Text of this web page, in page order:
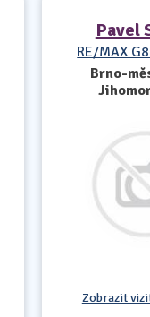
Pavel
RE/MAX
Brno-
Zobrazit